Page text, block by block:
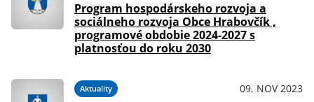
Program hospodárskeho rozvoja a
sociálneho rozvoja Obce Hrabovčík ,
programové obdobie 2024-2027 s
platnosťou do roku 2030
Aktuality 09. NOV 2023